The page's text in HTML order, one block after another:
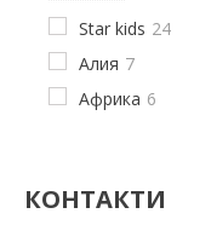
Star kids 24
Алия 7
Африка 6
КОНТАКТИ